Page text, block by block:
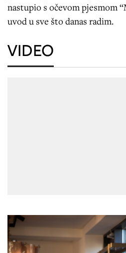
nastupio s očevom pjesmom
uvod u sve što danas radim.
VIDEO